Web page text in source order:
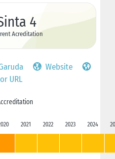
4
Acreditation
Website
URL
2021 2022 2023 2024